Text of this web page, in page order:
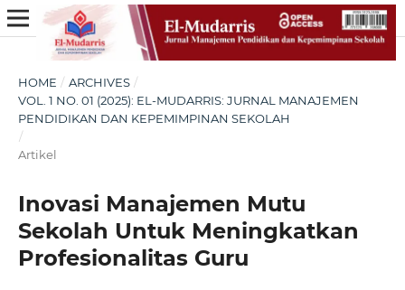
HOME / ARCHIVES /
VOL. 1 NO. 01 (2025): EL-MUDARRIS: JURNAL MANAJEMEN
PENDIDIKAN DAN KEPEMIMPINAN SEKOLAH
/
Artikel
Inovasi Manajemen Mutu
Sekolah Untuk Meningkatkan
Profesionalitas Guru